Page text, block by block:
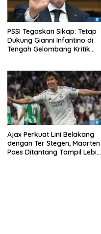
PSSI Tegaskan Sikap: Tetap
Dukung Gianni Infantino di
Tengah Gelombang Kritik
Ajax Perkuat Lini Belakang
dengan Ter Stegen, Maarten
Paes Ditantang Tampil Lebih